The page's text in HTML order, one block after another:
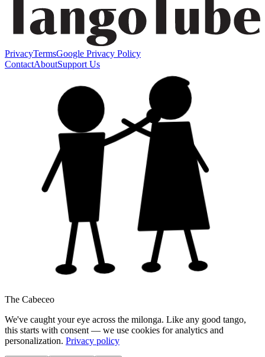
PrivacyTermsGoogle Privacy Policy
ContactAboutSupport Us
The Cabeceo
We've caught your eye across the milonga. Like any good tango,
this starts with consent — we use cookies for analytics and
personalization. Privacy policy